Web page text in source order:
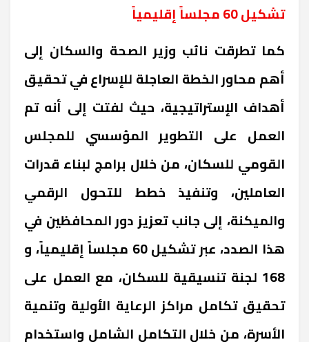
تشكيل 60 مجلساً إقليمياً
كما تطرقت نائب وزير الصحة والسكان إلى
أهم محاور الخطة العاجلة للإسراع في تحقيق
أهداف الإستراتيجية، حيث لفتت إلى أنه تم
العمل على التطوير المؤسسي للمجلس
القومي للسكان، من خلال برامج لبناء قدرات
العاملين، وتنفيذ خطط للتحول الرقمي
والميكنة، إلى جانب تعزيز دور المحافظين في
هذا الصدد، عبر تشكيل 60 مجلساً إقليمياً، و
168 لجنة تنسيقية للسكان، مع العمل على
تحقيق تكامل مراكز الرعاية الأولية وتنمية
الأسرة، من خلال التكامل الشامل واستخدام